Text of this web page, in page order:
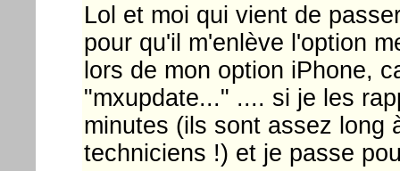
Lol et moi qui vient de
pour qu'il m'enlève l'option
lors de mon option iPhone,
"mxupdate..." .... si je les
minutes (ils sont assez long
techniciens !) et je passe